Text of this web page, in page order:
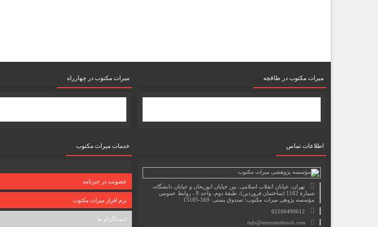
میرات مکتوب در طاقچه
اطلاعات تماس
تهران، خیابان انقلاب اسلامی، بین خیابان ابوریحان و خیابان دانشگاه،
شمارۀ 1182 (ساختمان فروردین)، طبقۀ دوم، واحد 8 ، روابط عمومی
مؤسسه پژوهی میراث مکتوب؛ صندوق پستی: 569-13185
02166490612
info@mirasmaktoob.com
میرات مکتوب در چهارراه
خدمات میراث مکتوب
عضویت در خبرنامه
نرم افزار میراث مکتوب
اینستاگرام ما